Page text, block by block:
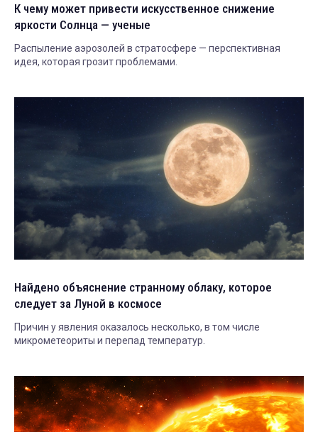
К чему может привести искусственное снижение
яркости Солнца — ученые
Распыление аэрозолей в стратосфере — перспективная
идея, которая грозит проблемами.
Найдено объяснение странному облаку, которое
следует за Луной в космосе
Причин у явления оказалось несколько, в том числе
микрометеориты и перепад температур.